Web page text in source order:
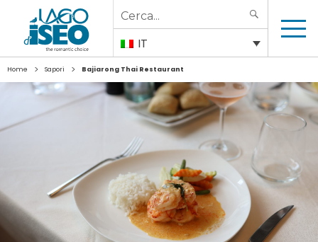
Search
for:
IT
Home > Sapori > Bajiarong Thai Restaurant